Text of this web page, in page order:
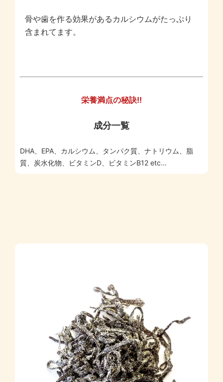
骨や歯を作る効果があるカルシウムがたっぷり
含まれてます。
栄養満点の秘訣!!
成分一覧
DHA、EPA、カルシウム、タンパク質、ナトリウム、脂
質、炭水化物、ビタミンD、ビタミンB12 etc...